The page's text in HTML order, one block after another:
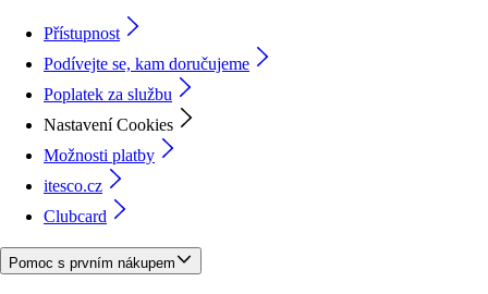
Přístupnost
Podívejte se, kam doručujeme
Poplatek za službu
Nastavení Cookies
Možnosti platby
itesco.cz
Clubcard
Pomoc s prvním nákupem